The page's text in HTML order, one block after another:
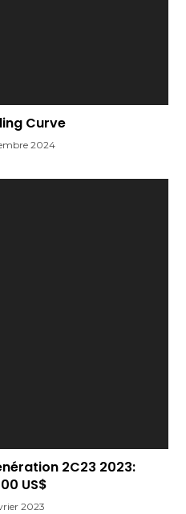
Curve
2024
2C23 2023:
US$
2023